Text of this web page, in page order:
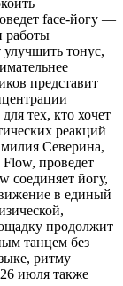
face-йогу —
работы
тонус,
представит
тех, кто хочет
реакций
Северина,
проведет
соединяет йогу,
в единый
продолжит
танцем без
ритму
июля также